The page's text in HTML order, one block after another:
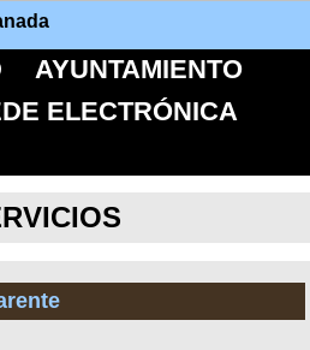
AYUNTAMIENTO
ELECTRÓNICA